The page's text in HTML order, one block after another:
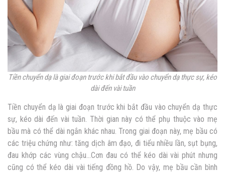
Tiền chuyển dạ là giai đoạn trước khi bắt đầu vào chuyển dạ thực sự, kéo
dài đến vài tuần
Tiền chuyển dạ là giai đoạn trước khi bắt đầu vào chuyển dạ thực
sự, kéo dài đến vài tuần. Thời gian này có thể phụ thuộc vào mẹ
bầu mà có thể dài ngắn khác nhau. Trong giai đoạn này, mẹ bầu có
các triệu chứng như: tăng dịch âm đạo, đi tiểu nhiều lần, sụt bụng,
đau khớp các vùng chậu…Cơn đau có thể kéo dài vài phút nhưng
cũng có thể kéo dài vài tiếng đồng hồ. Do vậy, mẹ bầu cần bình